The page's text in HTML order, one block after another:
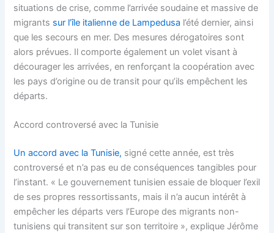
situations de crise, comme l’arrivée soudaine et massive de
migrants sur l’île italienne de Lampedusa l’été dernier, ainsi
que les secours en mer. Des mesures dérogatoires sont
alors prévues. Il comporte également un volet visant à
décourager les arrivées, en renforçant la coopération avec
les pays d’origine ou de transit pour qu’ils empêchent les
départs.
Accord controversé avec la Tunisie
Un accord avec la Tunisie, signé cette année, est très
controversé et n’a pas eu de conséquences tangibles pour
l’instant. « Le gouvernement tunisien essaie de bloquer l’exil
de ses propres ressortissants, mais il n’a aucun intérêt à
empêcher les départs vers l’Europe des migrants non-
tunisiens qui transitent sur son territoire », explique Jérôme